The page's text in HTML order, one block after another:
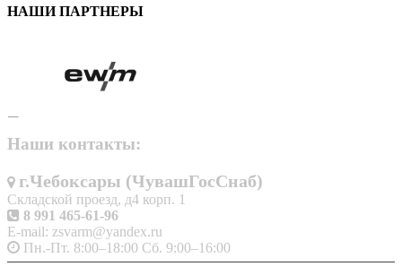
НАШИ ПАРТНЕРЫ
Наши контакты:
г.Чебоксары (ЧувашГосСнаб)
Складской проезд, д4 корп. 1
8 991 465-61-96
E-mail: zsvarm@yandex.ru
Пн.-Пт. 8:00–18:00 Сб. 9:00–16:00